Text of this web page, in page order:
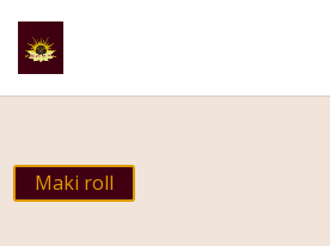
Maki roll